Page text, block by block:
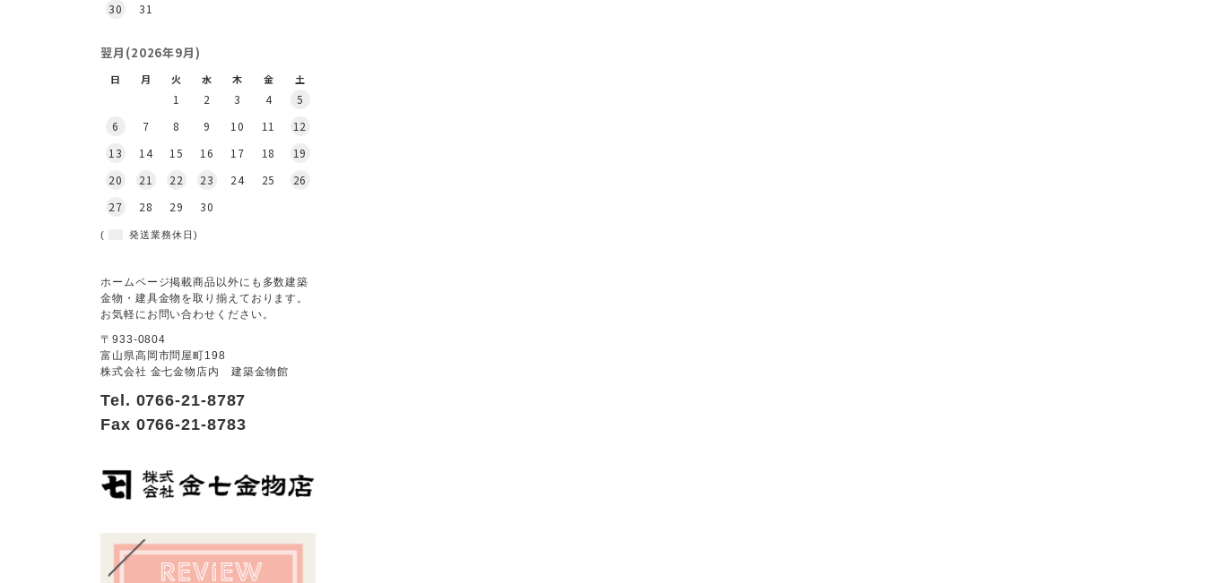
30
31
翌月(2026年9月)
日 月 火 水 木 金 土
1 2 3 4
5
6
7 8 9 10 11
12
13
14 15 16 17 18
19
20
21 22 23 24 25
26
27
28 29 30
( 発送業務休日)
ホームページ掲載商品以外にも多数建築
金物・建具金物を取り揃えております。
お気軽にお問い合わせください。
〒933-0804
富山県高岡市問屋町198
株式会社 金七金物店内 建築金物館
Tel. 0766-21-8787
Fax 0766-21-8783